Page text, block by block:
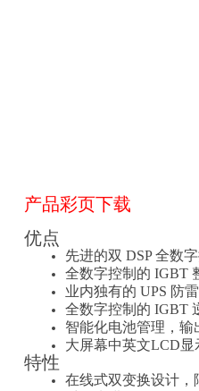
产品彩页下载
优点
先进的双 DSP 全数
全数字控制的 IGBT
业内独有的 UPS 防
全数字控制的 IGBT
智能化电池管理，输
大屏幕中英文LCD显
特性
在线式双变换设计，